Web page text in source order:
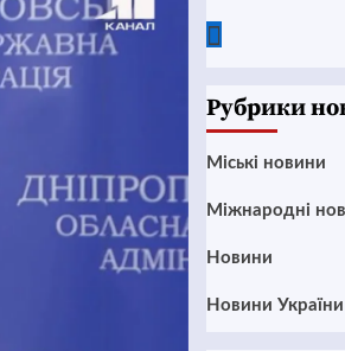
Рубрики
Mіські новини
Міжнародні
Новини
Новини України